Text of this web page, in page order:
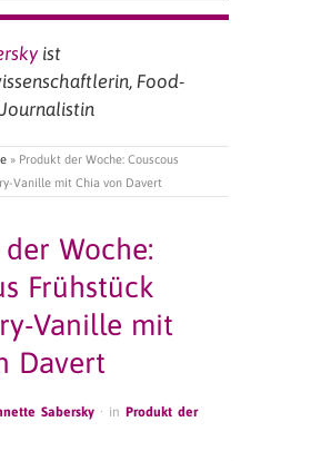
ist
Food-
» Produkt der Woche: Couscous
Vanille mit Chia von Davert
Woche:
Frühstück
Vanille mit
Davert
Sabersky · in Produkt der